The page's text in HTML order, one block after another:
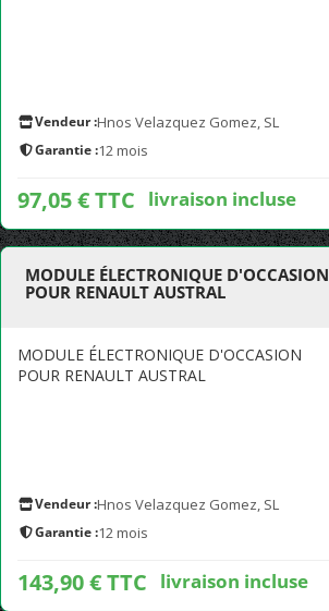
Vendeur :Hnos Velazquez Gomez, SL
Garantie :12 mois
97,05 € TTC livraison incluse
MODULE ÉLECTRONIQUE D'OCCASION
POUR RENAULT AUSTRAL
MODULE ÉLECTRONIQUE D'OCCASION
POUR RENAULT AUSTRAL
Vendeur :Hnos Velazquez Gomez, SL
Garantie :12 mois
143,90 € TTC livraison incluse